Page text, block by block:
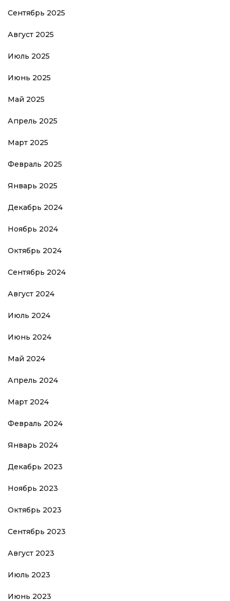
Сентябрь 2025
Август 2025
Июль 2025
Июнь 2025
Май 2025
Апрель 2025
Март 2025
Февраль 2025
Январь 2025
Декабрь 2024
Ноябрь 2024
Октябрь 2024
Сентябрь 2024
Август 2024
Июль 2024
Июнь 2024
Май 2024
Апрель 2024
Март 2024
Февраль 2024
Январь 2024
Декабрь 2023
Ноябрь 2023
Октябрь 2023
Сентябрь 2023
Август 2023
Июль 2023
Июнь 2023